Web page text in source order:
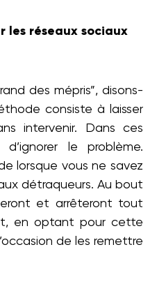
les réseaux sociaux
des mépris”, disons-
consiste à laisser
intervenir. Dans ces
le problème.
lorsque vous ne savez
détraqueurs. Au bout
et arrêteront tout
en optant pour cette
de les remettre